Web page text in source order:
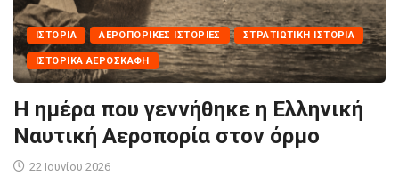
ΙΣΤΟΡΊΑ ΑΕΡΟΠΟΡΙΚΈΣ ΙΣΤΟΡΊΕΣ ΣΤΡΑΤΙΩΤΙΚΉ ΙΣΤΟΡΊΑ
ΙΣΤΟΡΙΚΆ ΑΕΡΟΣΚΆΦΗ
Η ημέρα που γεννήθηκε η Ελληνική
Ναυτική Αεροπορία στον όρμο
22 Ιουνίου 2026